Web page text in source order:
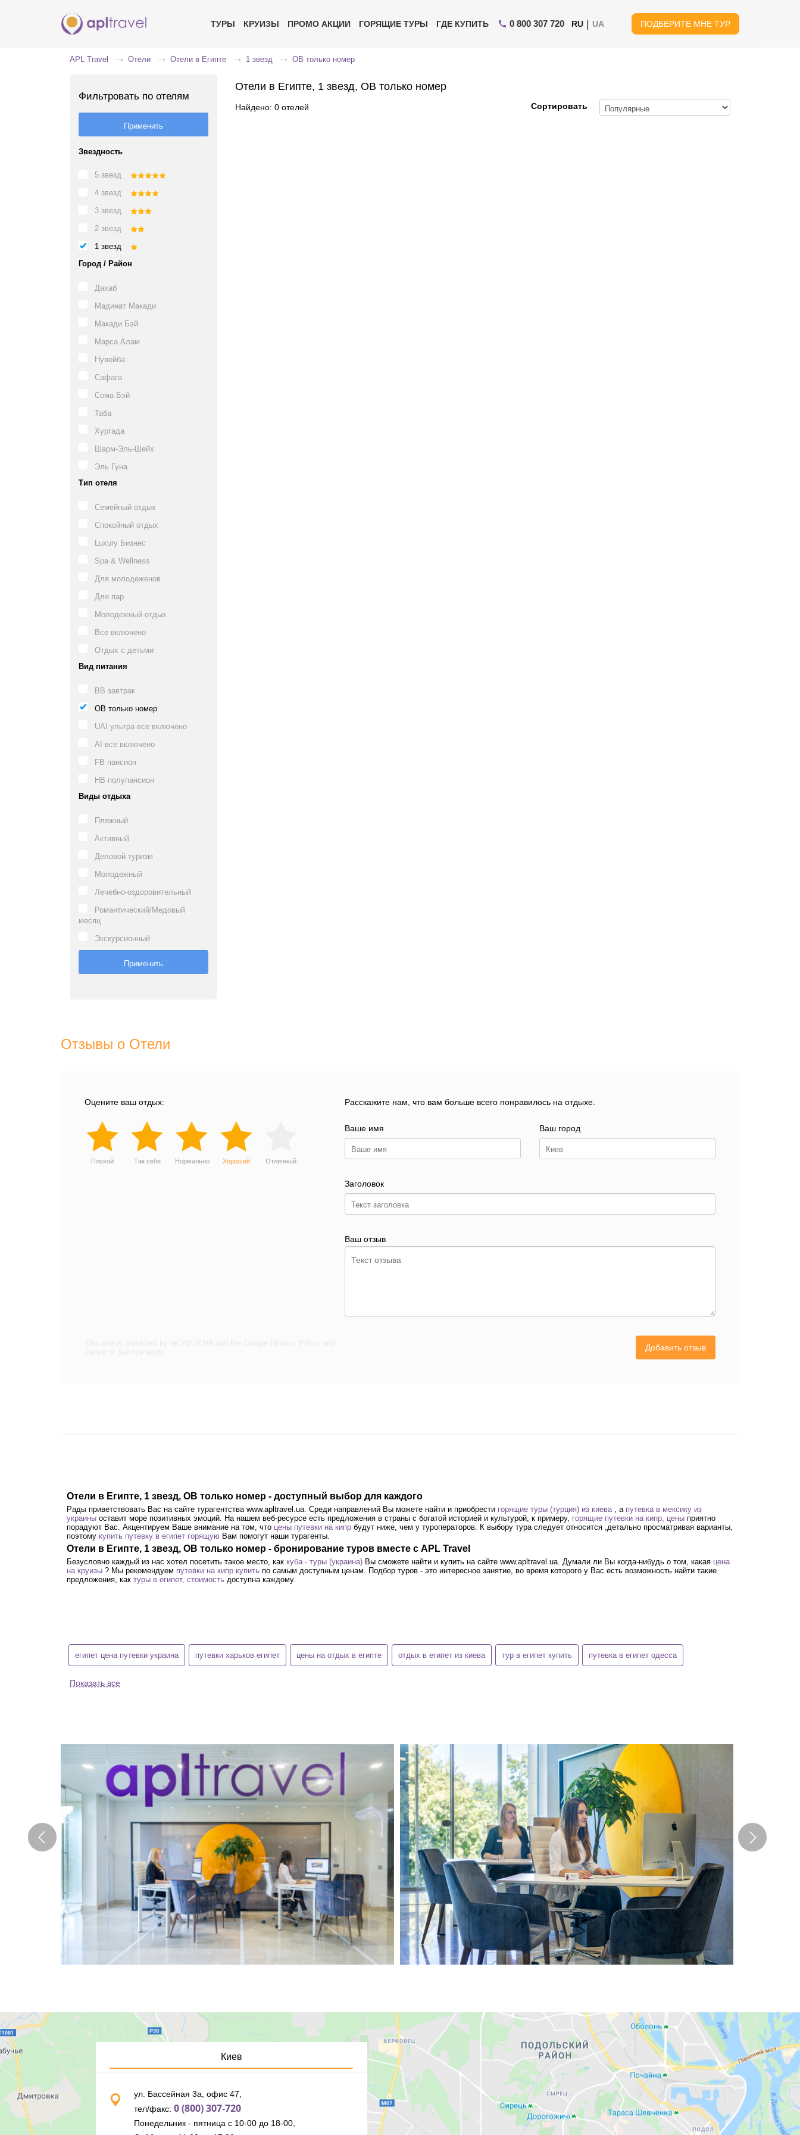
ТУРЫ КРУИЗЫ ПРОМО АКЦИИ ГОРЯЩИЕ ТУРЫ ГДЕ КУПИТЬ 0 800 307 720 RU | UA ПОДБЕРИТЕ МНЕ ТУР
APL Travel Отели Отели в Египте 1 звезд OB только номер
Фильтровать по отелям
Звездность
5 звезд
4 звезд
3 звезд
2 звезд
1 звезд
Город / Район
Дахаб
Мадинат Макади
Макади Бэй
Марса Алам
Нувейба
Сафага
Сома Бэй
Таба
Хургада
Шарм-Эль-Шейх
Эль Гуна
Тип отеля
Семейный отдых
Спокойный отдых
Luxury Бизнес
Spa & Wellness
Для молодеженов
Для пар
Молодежный отдых
Все включено
Отдых с детьми
Вид питания
BB завтрак
OB только номер
UAI ультра все включено
AI все включено
FB пансион
HB полупансион
Виды отдыха
Пляжный
Активный
Деловой туризм
Молодежный
Лечебно-оздоровительный
Романтический/Медовый
месяц
Экскурсионный
Отели в Египте, 1 звезд, OB только номер
Найдено: 0 отелей Сортировать
Отзывы о Отели
Оцените ваш отдых:
Плохой Так себе Нормально Хороший Отличный
Расскажите нам, что вам больше всего понравилось на отдыхе.
Ваше имя Ваш город
Заголовок
Ваш отзыв
Добавить отзыв
Отели в Египте, 1 звезд, OB только номер - доступный выбор для каждого
Рады приветствовать Вас на сайте турагентства www.apltravel.ua. Среди направлений Вы можете найти и приобрести горящие туры (турция) из киева, а путевка в мексику из
украины оставит море позитивных эмоций. На нашем веб-ресурсе есть предложения в страны с богатой историей и культурой, к примеру, горящие путевки на кипр, цены приятно
порадуют Вас. Акцентируем Ваше внимание на том, что цены путевки на кипр будут ниже, чем у туроператоров. К выбору тура следует относится ,детально просматривая варианты,
поэтому купить путевку в египет горящую Вам помогут наши турагенты.
Отели в Египте, 1 звезд, OB только номер - бронирование туров вместе с APL Travel
Безусловно каждый из нас хотел посетить такое место, как куба - туры (украина) Вы сможете найти и купить на сайте www.apltravel.ua. Думали ли Вы когда-нибудь о том, какая цена
на круизы ? Мы рекомендуем путевки на кипр купить по самым доступным ценам. Подбор туров - это интересное занятие, во время которого у Вас есть возможность найти такие
предложения, как туры в египет, стоимость доступна каждому.
египет цена путевки украина путевки харьков египет цены на отдых в египте отдых в египет из киева тур в египет купить путевка в египет одесса
Показать все
Киев
ул. Бассейная 3а, офис 47,
тел/факс: 0 (800) 307-720
Понедельник - пятница с 10-00 до 18-00,